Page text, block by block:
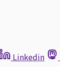
Linkedin